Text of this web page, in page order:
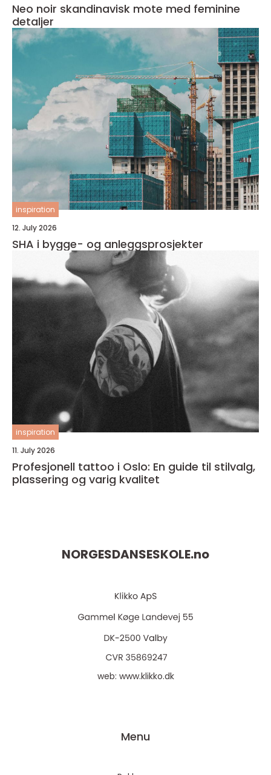
Neo noir skandinavisk mote med feminine
detaljer
inspiration
12. July 2026
SHA i bygge- og anleggsprosjekter
inspiration
11. July 2026
Profesjonell tattoo i Oslo: En guide til stilvalg,
plassering og varig kvalitet
NORGESDANSESKOLE.no
web: www.klikko.dk
Menu